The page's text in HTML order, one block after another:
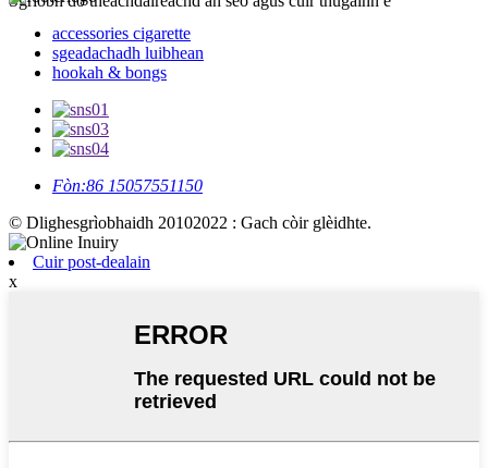
accessories cigarette
sgeadachadh luibhean
hookah & bongs
Fòn:86 15057551150
© Dlighesgrìobhaidh 20102022 : Gach còir glèidhte.
Cuir post-dealain
x